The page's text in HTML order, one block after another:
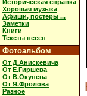
Историческая справка
Хорошая музыка
Афиши, постеры ...
Заметки
Книги
Тексты песен
Фотоальбом
От Д.Анискевича
От Е.Гиршева
От В.Окунева
От Я.Фролова
Разное